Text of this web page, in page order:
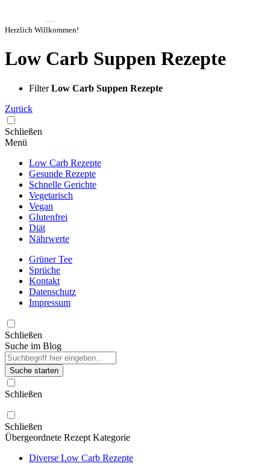
Herzlich Willkommen!
Low Carb Suppen Rezepte
FilterLow Carb Suppen Rezepte
Zurück
Schließen
Menü
Low Carb Rezepte
Gesunde Rezepte
Schnelle Gerichte
Vegetarisch
Vegan
Glutenfrei
Diät
Nährwerte
Grüner Tee
Sprüche
Kontakt
Datenschutz
Impressum
Schließen
Suche im Blog
Suche starten
Schließen
Schließen
Übergeordnete Rezept Kategorie
Diverse Low Carb Rezepte